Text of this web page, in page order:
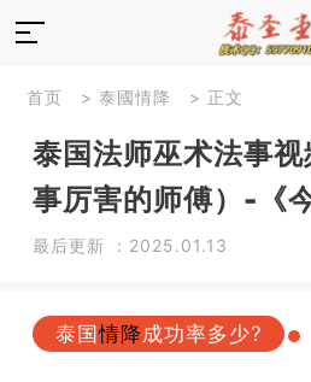
首页 > 泰國情降 > 正文
泰国法师巫术法事
事厉害的师傅）-《
最后更新 ：2025.01.13
泰国情降成功率多少?